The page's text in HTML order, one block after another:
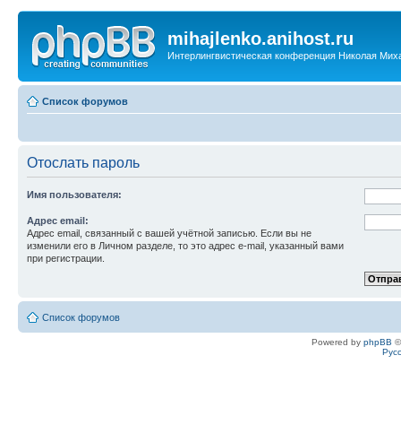
mihajlenko.anihost.ru
Интерлингвистическая конференция Николая
Список форумов
Отослать пароль
Имя пользователя:
Адрес email:
Адрес email, связанный с вашей учётной записью. Если вы не
изменили его в Личном разделе, то это адрес e-mail, указанный вами
при регистрации.
Список форумов
Powered by phpBB